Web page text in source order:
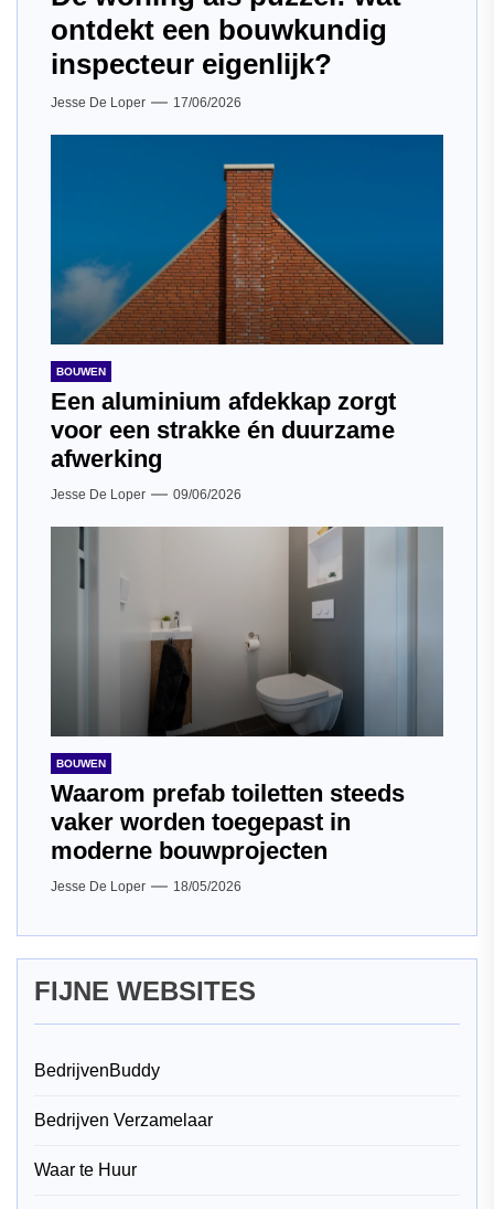
ontdekt een bouwkundig
inspecteur eigenlijk?
Jesse De Loper 17/06/2026
BOUWEN
Een aluminium afdekkap zorgt
voor een strakke én duurzame
afwerking
Jesse De Loper 09/06/2026
BOUWEN
Waarom prefab toiletten steeds
vaker worden toegepast in
moderne bouwprojecten
Jesse De Loper 18/05/2026
FIJNE WEBSITES
BedrijvenBuddy
Bedrijven Verzamelaar
Waar te Huur